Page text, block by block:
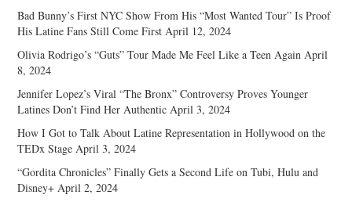
Bad Bunny’s First NYC Show From His “Most Wanted Tour” Is Proof
His Latine Fans Still Come First April 12, 2024
Olivia Rodrigo’s “Guts” Tour Made Me Feel Like a Teen Again April
8, 2024
Jennifer Lopez’s Viral “The Bronx” Controversy Proves Younger
Latines Don’t Find Her Authentic April 3, 2024
How I Got to Talk About Latine Representation in Hollywood on the
TEDx Stage April 3, 2024
“Gordita Chronicles” Finally Gets a Second Life on Tubi, Hulu and
Disney+ April 2, 2024